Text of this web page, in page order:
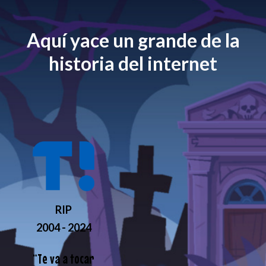
Aquí yace un grande de la
historia del internet
RIP
2004 - 2024
“Te va a tocar